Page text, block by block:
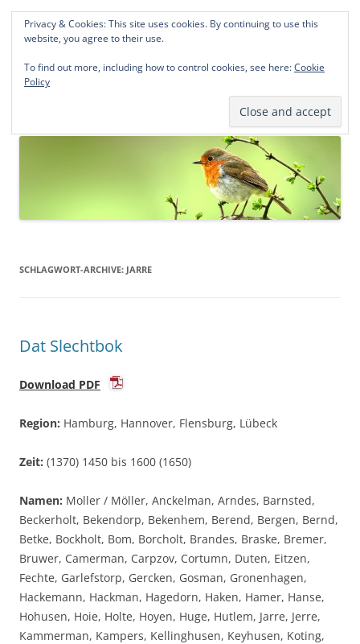
Norddeutsche Genealogien
Michael Kohlhaas und Jens Kirchhoff
springen
SCHLAGWORT-ARCHIVE: JARRE
Dat Slechtbok
Download PDF
Region: Hamburg, Hannover, Flensburg, Lübeck
Zeit: (1370) 1450 bis 1600 (1650)
Namen: Moller / Möller, Anckelman, Arndes, Barnsted,
Beckerholt, Bekendorp, Bekenhem, Berend, Bergen, Bernd,
Betke, Bockholt, Bom, Borcholt, Brandes, Braske, Bremer,
Bruwer, Camerman, Carpzov, Cortumn, Duten, Eitzen,
Fechte, Garlefstorp, Gercken, Gosman, Gronenhagen,
Hackemann, Hackman, Hagedorn, Haken, Hamer, Hanse,
Hohusen, Hoie, Holte, Hoyen, Huge, Hutlem, Jarre, Jerre,
Kammerman, Kampers, Kellinghusen, Keyhusen, Koting,
Privacy & Cookies: This site uses cookies. By continuing to use this
website, you agree to their use.
To find out more, including how to control cookies, see here:Cookie
Policy